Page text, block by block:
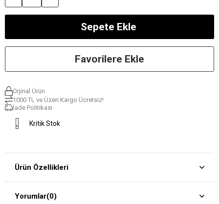
Favorilere Ekle
Orjinal Ürün
1000 TL ve Üzeri Kargo Ücretsiz!
İade Politikası
Kritik Stok
Ürün Özellikleri
Yorumlar(0)